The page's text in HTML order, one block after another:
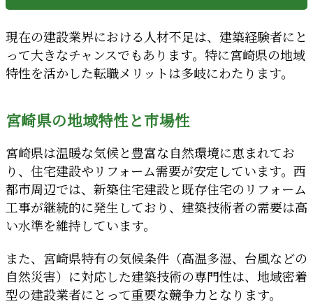
現在の建設業界における人材不足は、建築経験者にと
って大きなチャンスでもあります。特に宮崎県の地域
特性を活かした転職メリットは多岐にわたります。
宮崎県の地域特性と市場性
宮崎県は温暖な気候と豊富な自然環境に恵まれてお
り、住宅建設やリフォーム需要が安定しています。西
都市周辺では、新築住宅建設と既存住宅のリフォーム
工事が継続的に発生しており、建築技術者の需要は高
い水準を維持しています。
また、宮崎県特有の気候条件（高温多湿、台風などの
自然災害）に対応した建築技術の専門性は、地域密着
型の建設業者にとって重要な競争力となります。